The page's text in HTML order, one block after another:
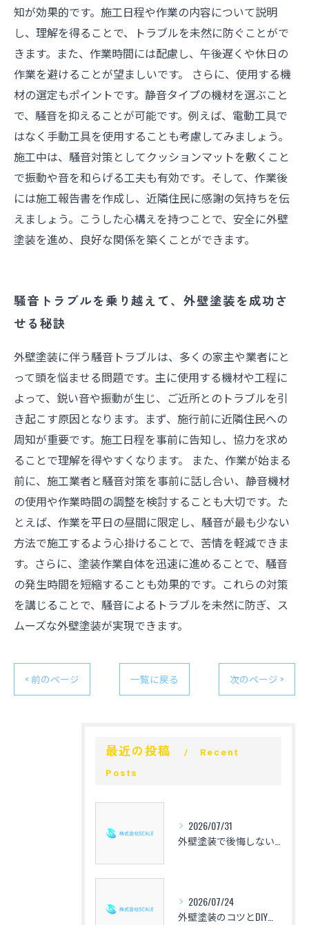
知が効果的です。施工日程や作業の内容について説明
し、理解を得ることで、トラブルを未然に防ぐことがで
きます。また、作業時間には配慮し、午後遅くや休日の
作業を避けることが望ましいです。 さらに、使用する機
材の選定もポイントです。静音タイプの機材を選ぶこと
で、騒音を抑えることが可能です。例えば、電動工具で
はなく手動工具を使用することも考慮してみましょう。
施工中は、騒音対策としてクッションマットを敷くこと
で振動や音を和らげる工夫も有効です。そして、作業後
には施工報告書を作成し、近隣住民に感謝の気持ちを伝
えましょう。こうした心構えを持つことで、安全に外壁
塗装を進め、良好な関係を築くことができます。
騒音トラブルを乗り越えて、外壁塗装を成功さ
せる秘訣
外壁塗装に伴う騒音トラブルは、多くの家主や業者にと
って頭を悩ませる問題です。主に使用する機材や工程に
よって、鋭い音や振動が生じ、ご近所とのトラブルを引
き起こす原因となります。まず、施行前に近隣住民への
周知が重要です。施工日程を事前に告知し、協力を求め
ることで理解を得やすくなります。 また、作業が始まる
前に、施工業者と騒音対策を事前に話し合い、静音機材
の使用や作業時間の調整を検討することも大切です。た
とえば、作業を平日の昼間に限定し、騒音が最も少ない
方法で施工するよう心掛けることで、苦情を軽減できま
す。さらに、塗装作業自体を迅速に進めることで、騒音
の発生時間を短縮することも効果的です。これらの対策
を講じることで、騒音によるトラブルを未然に防ぎ、ス
ムーズな外壁塗装が実現できます。
< 前のページ 一覧に戻る 次のページ >
最近の投稿
Recent
Posts
2026/07/31
2026/07/24